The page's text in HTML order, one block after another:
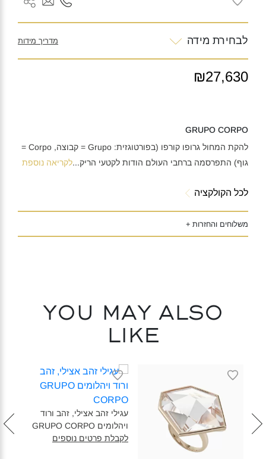
לבחירת מידה מדריך מידות
₪27,630
GRUPO CORPO
להקת המחול גרופו קורפו (בפורטוגזית: Grupo = קבוצה, Corpo =
גוף) התפרסמה ברחבי העולם הודות לקטעי הריק...לקריאה נוספת
לכל הקולקציה
משלוחים והחזרות +
You may also
like
עגילי זהב אצילי, זהב ורוד
ויהלומים GRUPO CORPO‎
לקבלת פרטים נוספים